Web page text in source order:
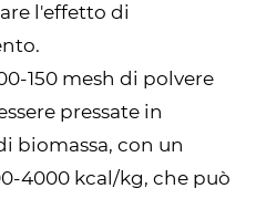
l'effetto di
150 mesh di polvere
pressate in
biomassa, con un
4000 kcal/kg, che può